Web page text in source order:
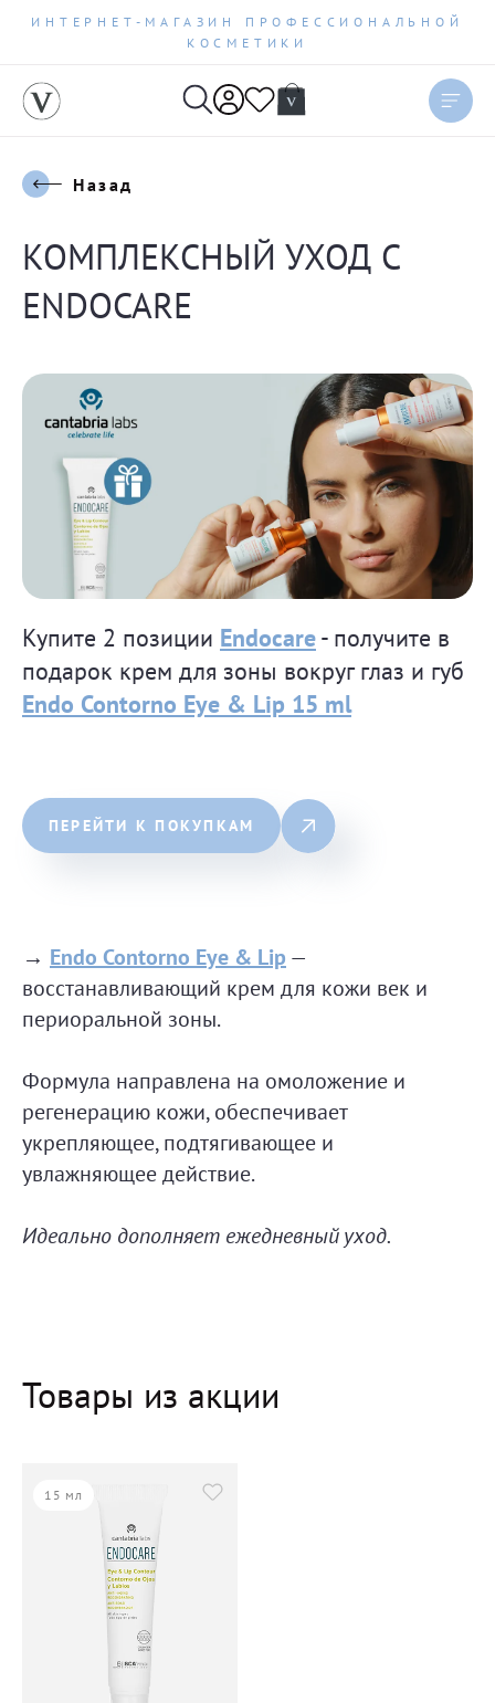
ИНТЕРНЕТ-МАГАЗИН ПРОФЕССИОНАЛЬНОЙ
КОСМЕТИКИ
Назад
КОМПЛЕКСНЫЙ УХОД С
ENDOCARE
Купите 2 позиции Endocare- получите в
подарок крем для зоны вокруг глаз и губ
Endo Contorno Eye & Lip 15 ml
ПЕРЕЙТИ К ПОКУПКАМ
→ Endo Contorno Eye & Lip —
восстанавливающий крем для кожи век и
периоральной зоны.
Формула направлена на омоложение и
регенерацию кожи, обеспечивает
укрепляющее, подтягивающее и
увлажняющее действие.
Идеально дополняет ежедневный уход.
Товары из акции
15 мл